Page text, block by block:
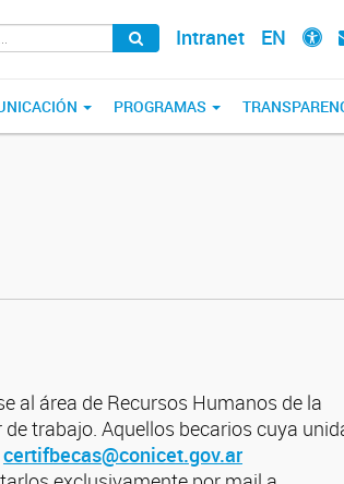
Intranet EN
PROGRAMAS
al área de Recursos Humanos de la
trabajo. Aquellos becarios cuya
certifbecas@conicet.gov.ar